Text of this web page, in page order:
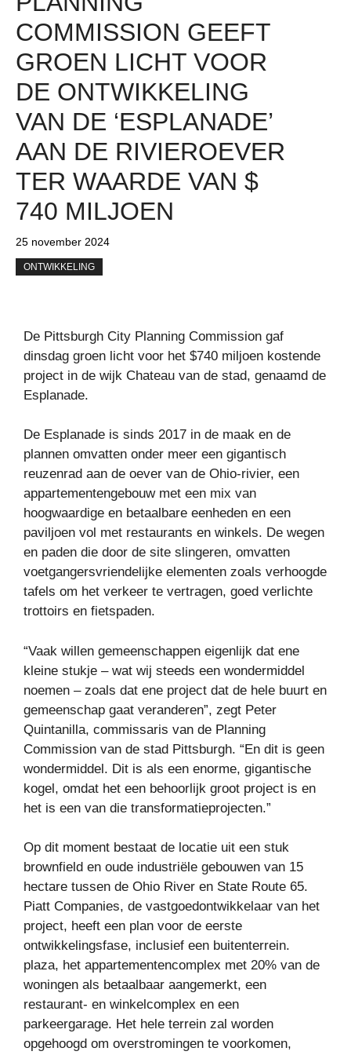
COMMISSION GEEFT
GROEN LICHT VOOR
DE ONTWIKKELING
VAN DE ‘ESPLANADE’
AAN DE RIVIEROEVER
TER WAARDE VAN $
740 MILJOEN
25 november 2024
ONTWIKKELING
De Pittsburgh City Planning Commission gaf
dinsdag groen licht voor het $740 miljoen kostende
project in de wijk Chateau van de stad, genaamd de
Esplanade.
De Esplanade is sinds 2017 in de maak en de
plannen omvatten onder meer een gigantisch
reuzenrad aan de oever van de Ohio-rivier, een
appartementengebouw met een mix van
hoogwaardige en betaalbare eenheden en een
paviljoen vol met restaurants en winkels. De wegen
en paden die door de site slingeren, omvatten
voetgangersvriendelijke elementen zoals verhoogde
tafels om het verkeer te vertragen, goed verlichte
trottoirs en fietspaden.
“Vaak willen gemeenschappen eigenlijk dat ene
kleine stukje – wat wij steeds een wondermiddel
noemen – zoals dat ene project dat de hele buurt en
gemeenschap gaat veranderen”, zegt Peter
Quintanilla, commissaris van de Planning
Commission van de stad Pittsburgh. “En dit is geen
wondermiddel. Dit is als een enorme, gigantische
kogel, omdat het een behoorlijk groot project is en
het is een van die transformatieprojecten.”
Op dit moment bestaat de locatie uit een stuk
brownfield en oude industriële gebouwen van 15
hectare tussen de Ohio River en State Route 65.
Piatt Companies, de vastgoedontwikkelaar van het
project, heeft een plan voor de eerste
ontwikkelingsfase, inclusief een buitenterrein.
plaza, het appartementencomplex met 20% van de
woningen als betaalbaar aangemerkt, een
restaurant- en winkelcomplex en een
parkeergarage. Het hele terrein zal worden
opgehoogd om overstromingen te voorkomen,